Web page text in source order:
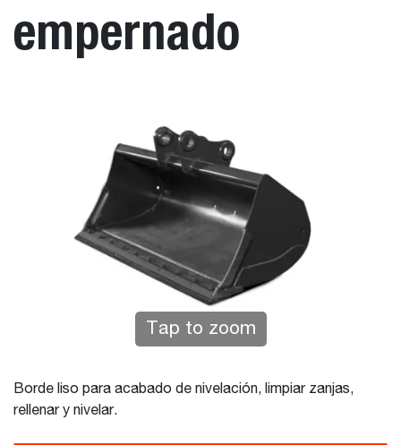
empernado
Tap to zoom
Borde liso para acabado de nivelación, limpiar zanjas,
rellenar y nivelar.